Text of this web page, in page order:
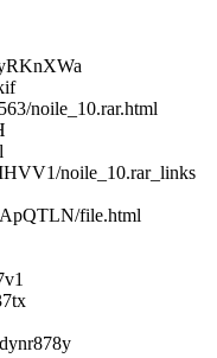
noile_10.rar.html
noile_10.rar_links
file.html